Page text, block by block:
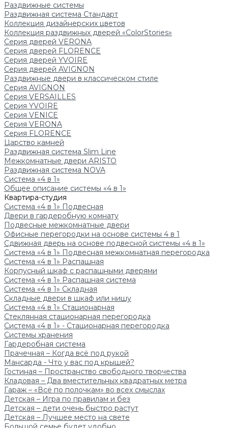
Раздвижные системы
Раздвижная система Стандарт
Коллекция дизайнерских цветов
Коллекция раздвижных дверей «ColorStories»
Серия дверей VERONA
Серия дверей FLORENCE
Серия дверей YVOIRE
Серия дверей AVIGNON
Раздвижные двери в классическом стиле
Серия AVIGNON
Серия VERSAILLES
Серия YVOIRE
Серия VENICE
Серия VERONA
Серия FLORENCE
Царство камней
Раздвижная система Slim Line
Межкомнатные двери ARISTO
Раздвижная система NOVA
Система «4 в 1»
Общее описание системы «4 в 1»
Квартира-студия
Система «4 в 1» Подвесная
Двери в гардеробную комнату
Подвесные межкомнатные двери
Офисные перегородки на основе системы 4 в 1
Сдвижная дверь на основе подвесной системы «4 в 1»
Система «4 в 1» Подвесная межкомнатная перегородка
Система «4 в 1» Распашная
Корпусный шкаф с распашными дверями
Система «4 в 1» Распашная система
Система «4 в 1» Складная
Складные двери в шкаф или нишу
Система «4 в 1» Стационарная
Стеклянная стационарная перегородка
Система «4 в 1» - Стационарная перегородка
Системы хранения
Гардеробная система
Прачечная – Когда всё под рукой
Мансарда - Что у вас под крышей?
Гостиная – Пространство свободного творчества
Кладовая – Два вместительных квадратных метра
Гараж – «Всё по полочкам» во всех смыслах
Детская – Игра по правилам и без
Детская – дети очень быстро растут
Детская – Лучшее место на свете